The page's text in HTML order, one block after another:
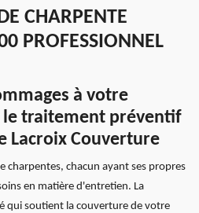
CHARPENTE
PROFESSIONNEL
à votre
le traitement préventif
Lacroix Couverture
charpentes, chacun ayant ses propres
en matière d'entretien. La
qui soutient la couverture de votre